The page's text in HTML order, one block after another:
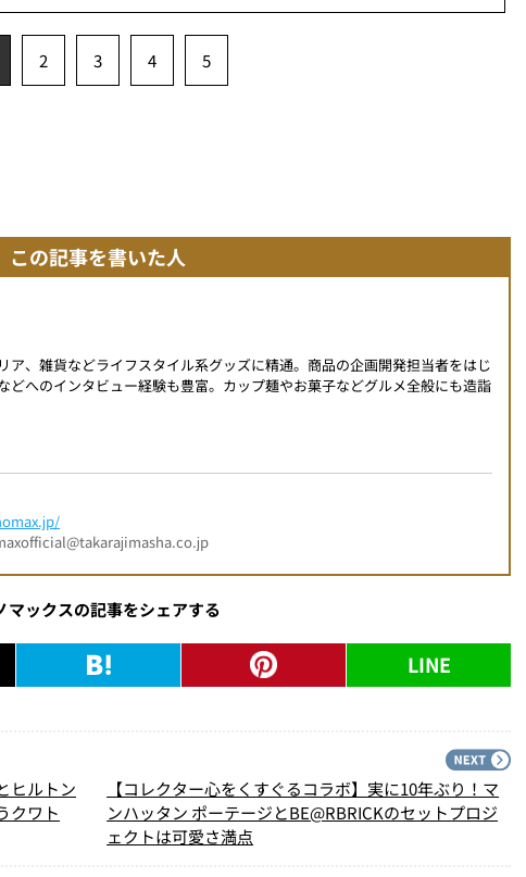
2 3 4 5
この記事を書いた人
ア、雑貨などライフスタイル系グッズに精通。商品の企画開発担当者をはじ
どへのインタビュー経験も豊富。カップ麺やお菓子などグルメ全般にも造詣
マックスの記事をシェアする
LINE
ヒルトン
クワト
【コレクター心をくすぐるコラボ】実に10年ぶり！マ
ンハッタン ポーテージとBE@RBRICKのセットプロジ
ェクトは可愛さ満点